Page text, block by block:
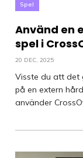
Spel
Använd en
spel i
20 DEC, 2025
Visste du att det
på en extern
använder